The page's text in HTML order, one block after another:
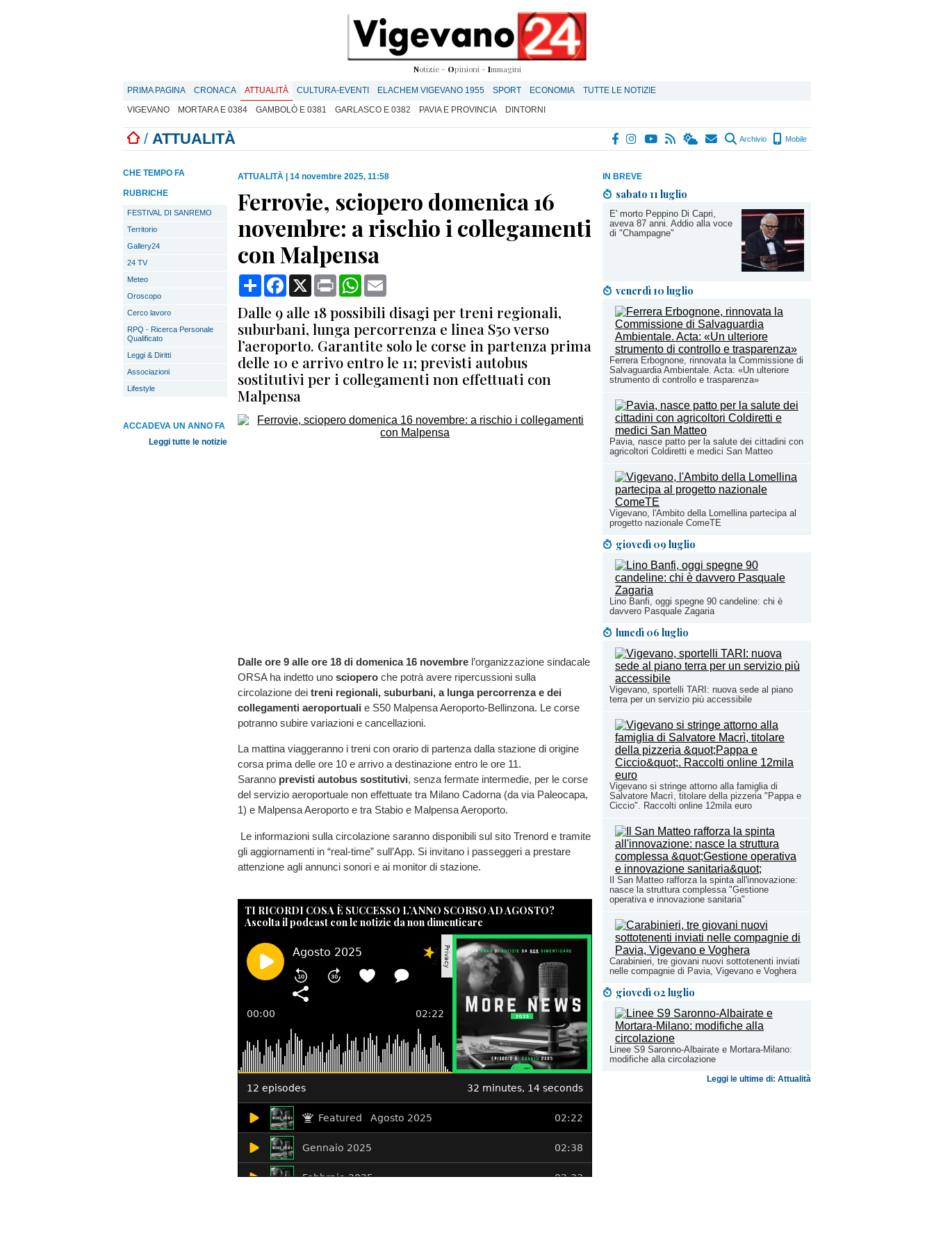
Notizie - Opinioni - Immagini
PRIMA PAGINA CRONACA ATTUALITÀ CULTURA-EVENTI ELACHEM VIGEVANO 1955 SPORT ECONOMIA
TUTTE LE NOTIZIE
VIGEVANO
MORTARA E 0384 GAMBOLÒ E 0381 GARLASCO E 0382 PAVIA E PROVINCIA DINTORNI
/ ATTUALITÀ Archivio Mobile
IN BREVE
sabato 11 luglio
E' morto Peppino Di Capri,
aveva 87 anni. Addio alla voce
di "Champagne"
venerdì 10 luglio
Ferrera Erbognone, rinnovata la Commissione di
Salvaguardia Ambientale. Acta: «Un ulteriore
strumento di controllo e trasparenza»
Pavia, nasce patto per la salute dei cittadini con
agricoltori Coldiretti e medici San Matteo
Vigevano, l'Ambito della Lomellina partecipa al
progetto nazionale ComeTE
giovedì 09 luglio
Lino Banfi, oggi spegne 90 candeline: chi è
davvero Pasquale Zagaria
lunedì 06 luglio
Vigevano, sportelli TARI: nuova sede al piano
terra per un servizio più accessibile
Vigevano si stringe attorno alla famiglia di
Salvatore Macrì, titolare della pizzeria "Pappa e
Ciccio". Raccolti online 12mila euro
Il San Matteo rafforza la spinta all'innovazione:
nasce la struttura complessa "Gestione
operativa e innovazione sanitaria"
Carabinieri, tre giovani nuovi sottotenenti inviati
nelle compagnie di Pavia, Vigevano e Voghera
giovedì 02 luglio
Linee S9 Saronno-Albairate e Mortara-Milano:
modifiche alla circolazione
Leggi le ultime di: Attualità
CHE TEMPO FA
RUBRICHE
FESTIVAL DI SANREMO
Territorio
Gallery24
24 TV
Meteo
Oroscopo
Cerco lavoro
RPQ - Ricerca Personale
Qualificato
Leggi & Diritti
Associazioni
Lifestyle
ACCADEVA UN ANNO FA
Leggi tutte le notizie
ATTUALITÀ 14 novembre 2025, 11:58
Ferrovie, sciopero domenica 16
novembre: a rischio i collegamenti
con Malpensa
CondividiFacebook
X Print WhatsApp
Dalle 9 alle 18 possibili disagi per treni regionali,
suburbani, lunga percorrenza e linea S50 verso
l’aeroporto. Garantite solo le corse in partenza prima
delle 10 e arrivo entro le 11; previsti autobus
sostitutivi per i collegamenti non effettuati con
Malpensa
Dalle ore 9 alle ore 18 di domenica 16 novembre l’organizzazione sindacale
ORSA ha indetto uno sciopero che potrà avere ripercussioni sulla
circolazione dei treni regionali, suburbani, a lunga percorrenza e dei
collegamenti aeroportuali e S50 Malpensa Aeroporto-Bellinzona. Le corse
potranno subire variazioni e cancellazioni.
La mattina viaggeranno i treni con orario di partenza dalla stazione di origine
corsa prima delle ore 10 e arrivo a destinazione entro le ore 11.
Saranno previsti autobus sostitutivi, senza fermate intermedie, per le corse
del servizio aeroportuale non effettuate tra Milano Cadorna (da via Paleocapa,
1) e Malpensa Aeroporto e tra Stabio e Malpensa Aeroporto.
Le informazioni sulla circolazione saranno disponibili sul sito Trenord e tramite
gli aggiornamenti in “real-time” sull’App. Si invitano i passeggeri a prestare
attenzione agli annunci sonori e ai monitor di stazione.
TI RICORDI COSA È SUCCESSO L’ANNO SCORSO AD AGOSTO?
Ascolta il podcast con le notizie da non dimenticare